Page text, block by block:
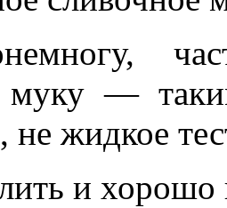
муку —
не жидкое
и хорошо